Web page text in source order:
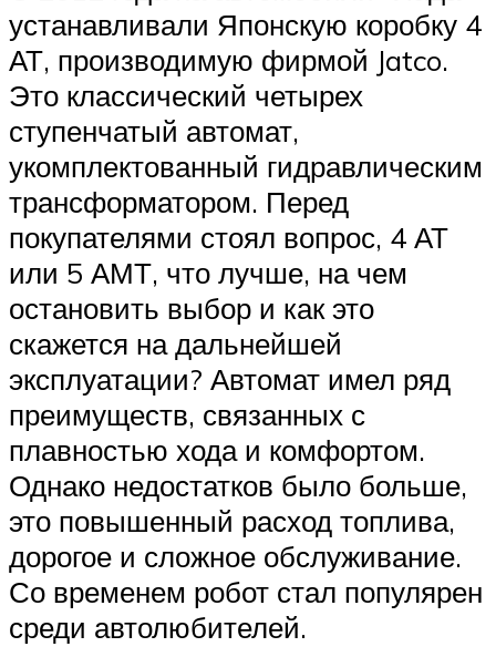
устанавливали Японскую коробку 4
АТ, производимую фирмой Jatco.
Это классический четырех
ступенчатый автомат,
укомплектованный гидравлическим
трансформатором. Перед
покупателями стоял вопрос, 4 АТ
или 5 АМТ, что лучше, на чем
остановить выбор и как это
скажется на дальнейшей
эксплуатации? Автомат имел ряд
преимуществ, связанных с
плавностью хода и комфортом.
Однако недостатков было больше,
это повышенный расход топлива,
дорогое и сложное обслуживание.
Со временем робот стал популярен
среди автолюбителей.